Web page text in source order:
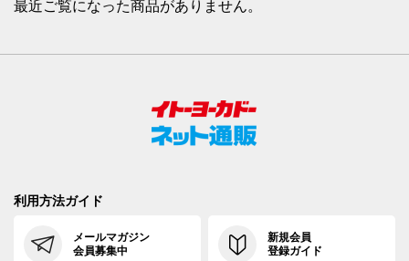
最近ご覧になった商品がありません。
利用方法ガイド
メールマガジン
会員募集中
新規会員
登録ガイド